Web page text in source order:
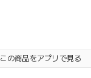
この商品をアプリで見る